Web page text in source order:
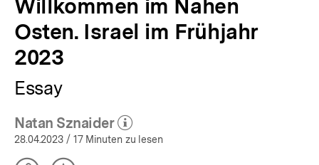
Willkommen im Nahen
Osten. Israel im Frühjahr
2023
Essay
Natan Sznaider
(Mehr zum Autor)
öffnen
28.04.2023 / 17 Minuten zu lesen